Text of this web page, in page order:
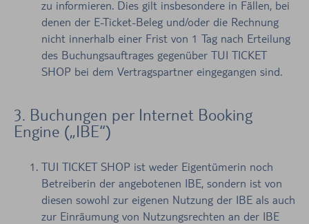
zu informieren. Dies gilt insbesondere in Fällen, bei
denen der E-Ticket-Beleg und/oder die Rechnung
nicht innerhalb einer Frist von 1 Tag nach Erteilung
des Buchungsauftrages gegenüber TUI TICKET
SHOP bei dem Vertragspartner eingegangen sind.
3. Buchungen per Internet Booking
Engine („IBE“)
TUI TICKET SHOP ist weder Eigentümerin noch
Betreiberin der angebotenen IBE, sondern ist von
diesen sowohl zur eigenen Nutzung der IBE als auch
zur Einräumung von Nutzungsrechten an der IBE